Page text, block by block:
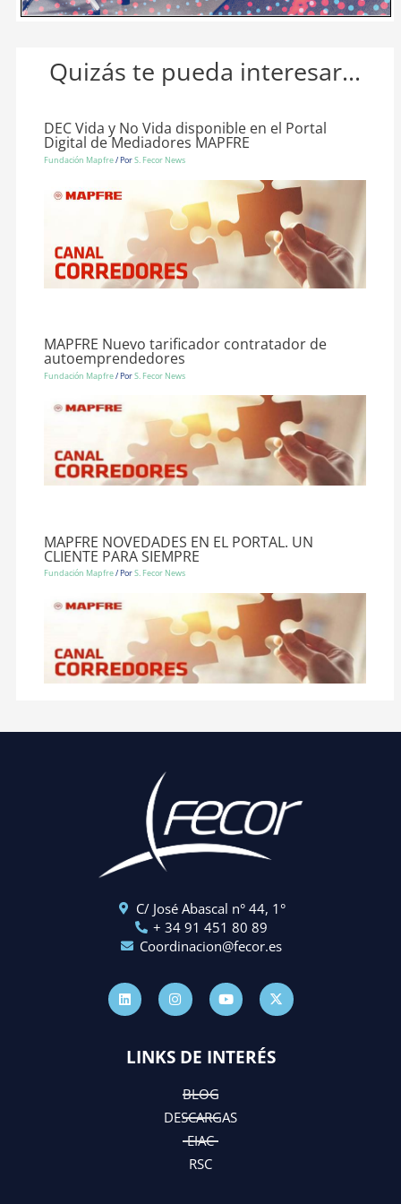
Quizás te pueda interesar...
DEC Vida y No Vida disponible en el Portal
Digital de Mediadores MAPFRE
Fundación Mapfre/ PorS. Fecor News
MAPFRE Nuevo tarificador contratador de
autoemprendedores
Fundación Mapfre/ PorS. Fecor News
MAPFRE NOVEDADES EN EL PORTAL. UN
CLIENTE PARA SIEMPRE
Fundación Mapfre/ PorS. Fecor News
C/ José Abascal n° 44, 1°
+ 34 91 451 80 89
Coordinacion@fecor.es
L
i
n
k
I
n
s
t
r
m
Y
o
u
t
e
X
-
t
w
t
LINKS DE INTERÉS
BLOG
DESCARGAS
EIAC
RSC